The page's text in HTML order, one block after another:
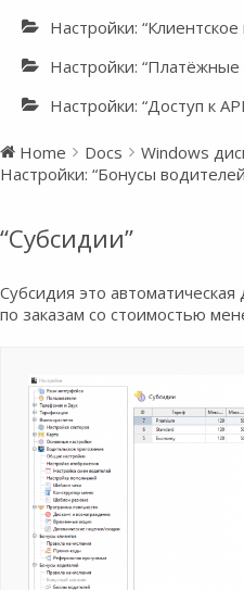
Настройки:
Настройки: “Платёжные
Настройки: “Доступ к
Home Docs
Windows
Настройки: “Бонусы
“Субсидии”
Субсидия это
по заказам со стоимостью